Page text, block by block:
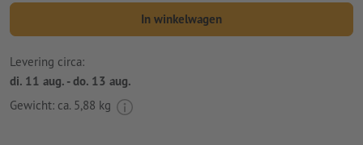
In winkelwagen
Levering circa:
di. 11 aug. - do. 13 aug.
Gewicht: ca. 5,88 kg